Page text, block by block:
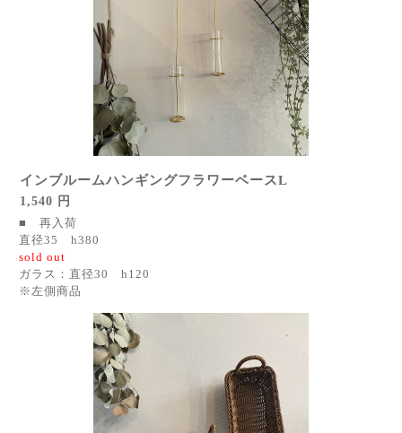
インブルームハンギングフラワーベースL
1,540 円
■ 再入荷
直径35 h380
sold out
ガラス：直径30 h120
※左側商品